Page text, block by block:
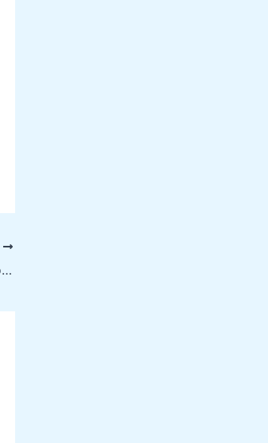
Bares beira mar Fortaleza: Descubra os melhores points para aproveitar a cidade